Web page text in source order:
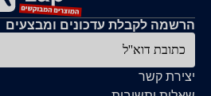
יצירת קשר
הרשמה לקבלת עדכונים ומבצעים
כתובת דוא''ל